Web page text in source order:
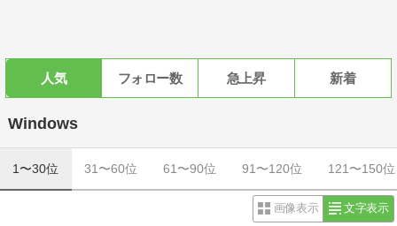
人気 フォロー数 急上昇 新着
Windows
1〜30位 31〜60位 61〜90位 91〜120位 121〜150位
画像表示 文字表示